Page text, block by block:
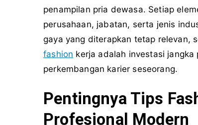
penampilan pria dewasa. Setiap
perusahaan, jabatan, serta jenis
gaya yang diterapkan tetap relevan,
fashion kerja adalah investasi
perkembangan karier seseorang.
Pentingnya Tips
Profesional Modern